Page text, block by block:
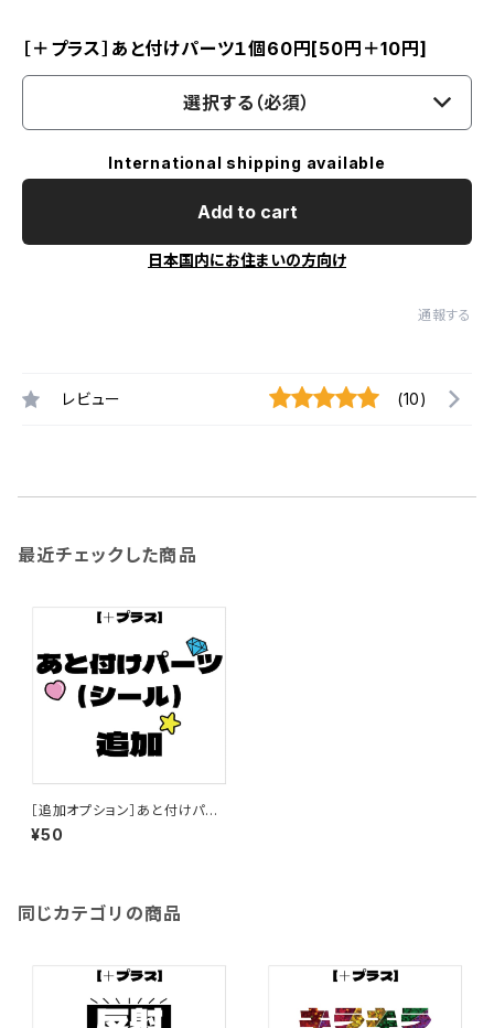
［＋プラス］あと付けパーツ１個60円[50円＋10円]
選択する（必須）
International shipping available
Add to cart
日本国内にお住まいの方向け
通報する
レビュー (10)
最近チェックした商品
［追加オプション］あと付けパー
ツ（シール）追加【ボード＆うちわ
文字】
¥50
同じカテゴリの商品